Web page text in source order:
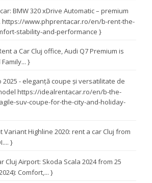
BMW 320 xDrive Automatic – premium
https://www.phprentacar.ro/en/b-rent-the-
stability-and-performance }
a Car Cluj office, Audi Q7 Premium is
}
2025 - eleganță coupe și versatilitate de
https://idealrentacar.ro/en/b-the-
suv-coupe-for-the-city-and-holiday-
Variant Highline 2020: rent a car Cluj from
}
Cluj Airport: Skoda Scala 2024 from 25
Comfort,... }